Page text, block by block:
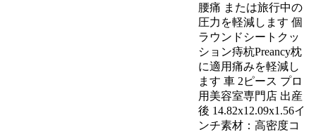
腰痛 または旅行中の
圧力を軽減します 個
ラウンドシートクッ
ション痔杭Preancy枕
に適用痛みを軽減し
ます 車 2ピース プロ
用美容室専門店 出産
後 14.82x12.09x1.56イ
ンチ素材：高密度コ